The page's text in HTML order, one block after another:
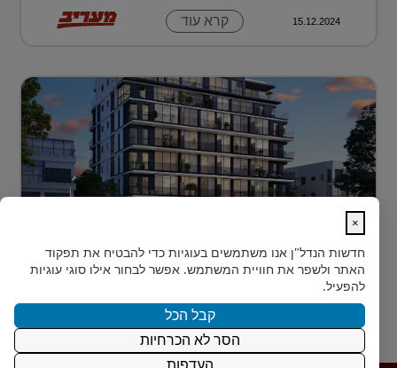
15.12.2024 קרא עוד
בלב הצפון-הישן של תל אביב, במרחק דקות הליכה ספורות
מהלוקיישנים האייקוניים ביותר בעיר, מציעה Rozio
SELECTED - מותג הי?...
15.12.2024 קרא עוד
×
חדשות הנדל"ן אנו משתמשים בעוגיות כדי להבטיח את תפקוד
האתר ולשפר את חוויית המשתמש. אפשר לבחור אילו סוגי עוגיות
להפעיל.
קבל הכל
הסר לא הכרחיות
העדפות